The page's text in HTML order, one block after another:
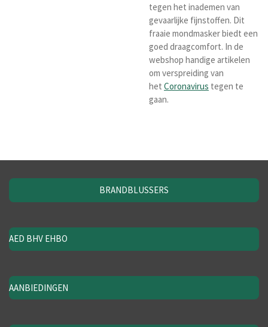
tegen het inademen van
gevaarlijke fijnstoffen. Dit
fraaie mondmasker biedt een
goed draagcomfort. In de
webshop handige artikelen
om verspreiding van
het Coronavirus tegen te
gaan.
BRANDBLUSSERS
AED BHV EHBO
AANBIEDINGEN